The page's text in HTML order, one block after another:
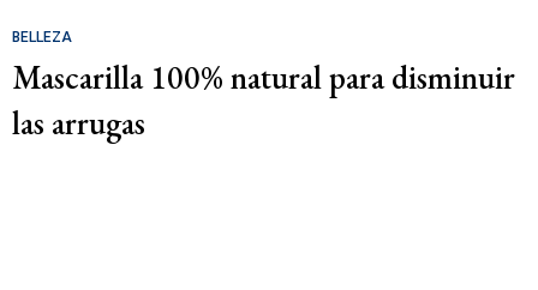
BELLEZA
Mascarilla 100% natural para disminuir
las arrugas